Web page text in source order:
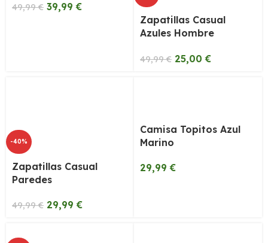
49,99€ 39,99€
Zapatillas Casual
Azules Hombre
49,99€ 25,00€
-40%
Zapatillas Casual
Paredes
49,99€ 29,99€
Camisa Topitos Azul
Marino
29,99€